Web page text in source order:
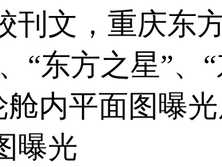
刊文，重庆东
“东方之星”、
内平面图曝
曝光